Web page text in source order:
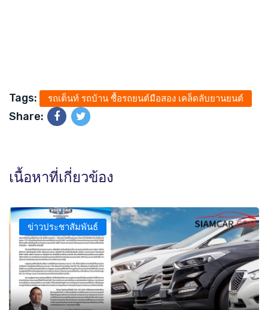
Tags: รถเต็นท์ รถบ้าน ซื้อรถยนต์มือสอง เคล็ดลับยานยนต์
Share:
เนื้อหาที่เกี่ยวข้อง
ข่าวประชาสัมพันธ์